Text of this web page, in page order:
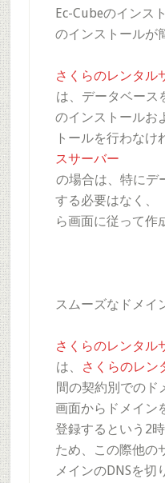
Ec-Cubeのインス
のインストールが
さくらのレンタル
は、データベース
のインストールお
トールを行わなけ
スサーバー
の場合は、特にデ
する必要はなく、
ら画面に従って作
スムーズなドメイ
さくらのレンタル
は、
さくらのレン
間の契約別でのド
画面からドメイン
登録するという2
ため、この際他の
メインのDNSを切